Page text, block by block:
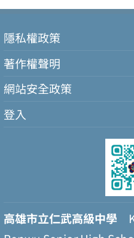
隱私權政策
著作權聲明
網站安全政策
登入
高雄市立仁武高級中學